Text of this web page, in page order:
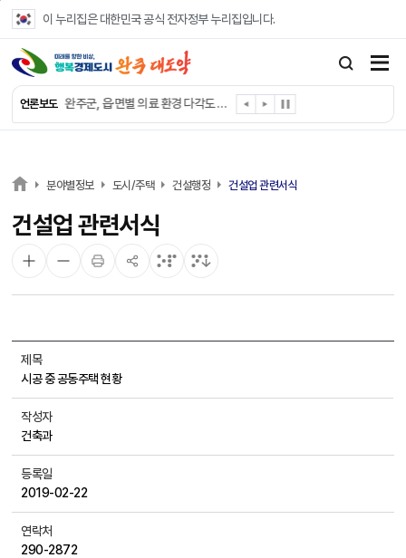
이 누리집은 대한민국 공식 전자정부 누리집입니다.
언론보도
완주군, ‘수의계약 총량제’ 개편 운영
완주군 청소년, 초록우산 지원으로 치과 치료
완주군, 읍·면별 의료 환경 다각도 진단한다
완주군, 모바일 헬스케어 “내 건강 변화 직접 확인”
전북은행, 완주군에 ‘시원키트’ 60세트 기탁
분야별정보 도시/주택 건설행정 건설업 관련서식
건설업 관련서식
제목
시공 중 공동주택 현황
작성자
건축과
등록일
2019-02-22
연락처
290-2872